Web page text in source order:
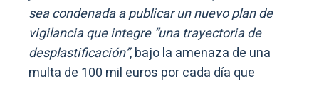
sea condenada a publicar un nuevo plan de
vigilancia que integre “una trayectoria de
desplastificación”, bajo la amenaza de una
multa de 100 mil euros por cada día que